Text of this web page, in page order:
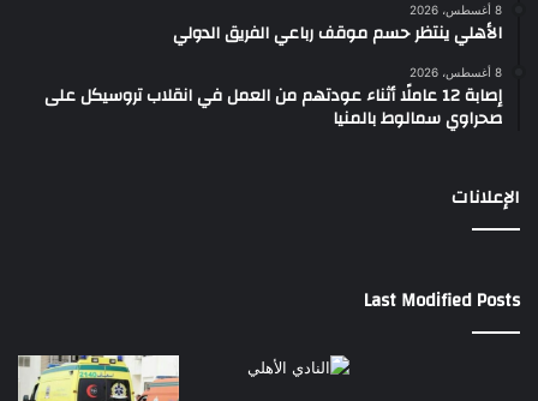
8 أغسطس، 2026
الأهلي ينتظر حسم موقف رباعي الفريق الدولي
8 أغسطس، 2026
إصابة 12 عاملًا أثناء عودتهم من العمل في انقلاب تروسيكل على
صحراوي سمالوط بالمنيا
الإعلانات
Last Modified Posts